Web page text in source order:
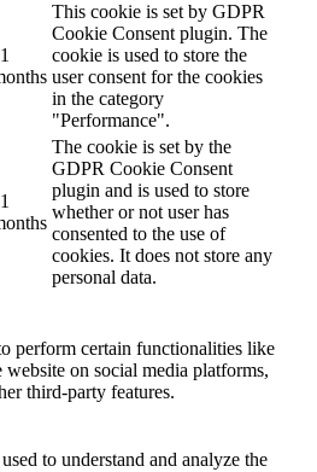
This cookie is set by GDPR
Cookie Consent plugin. The
cookie is used to store the
user consent for the cookies
in the category
"Performance".
The cookie is set by the
GDPR Cookie Consent
plugin and is used to store
whether or not user has
consented to the use of
cookies. It does not store any
personal data.
perform certain functionalities like
on social media platforms,
third-party features.
to understand and analyze the